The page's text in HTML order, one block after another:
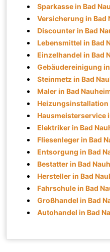
Sparkasse in Bad
Versicherung in Bad
Discounter in Bad
Lebensmittel in Bad
Einzelhandel in Bad
Gebäudereinigung
Steinmetz in Bad
Maler in Bad
Heizungsinstallation
Hausmeisterservice
Elektriker in Bad
Fliesenleger in Bad
Entsorgung in Bad
Bestatter in Bad
Hersteller in Bad
Fahrschule in Bad
Großhandel in Bad
Autohandel in Bad